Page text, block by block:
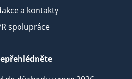
a kontakty
spolupráce